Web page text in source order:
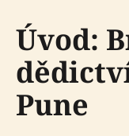
Úvod:
Pune